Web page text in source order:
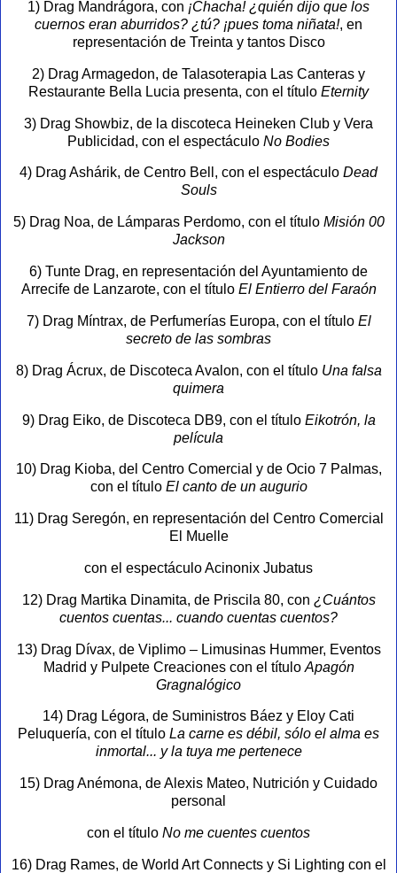
1) Drag Mandrágora, con ¡Chacha! ¿quién dijo que los
cuernos eran aburridos? ¿tú? ¡pues toma niñata!, en
representación de Treinta y tantos Disco
2) Drag Armagedon, de Talasoterapia Las Canteras y
Restaurante Bella Lucia presenta, con el título Eternity
3) Drag Showbiz, de la discoteca Heineken Club y Vera
Publicidad, con el espectáculo No Bodies
4) Drag Ashárik, de Centro Bell, con el espectáculo Dead
Souls
5) Drag Noa, de Lámparas Perdomo, con el título Misión 00
Jackson
6) Tunte Drag, en representación del Ayuntamiento de
Arrecife de Lanzarote, con el título El Entierro del Faraón
7) Drag Míntrax, de Perfumerías Europa, con el título El
secreto de las sombras
8) Drag Ácrux, de Discoteca Avalon, con el título Una falsa
quimera
9) Drag Eiko, de Discoteca DB9, con el título Eikotrón, la
película
10) Drag Kioba, del Centro Comercial y de Ocio 7 Palmas,
con el título El canto de un augurio
11) Drag Seregón, en representación del Centro Comercial
El Muelle
con el espectáculo Acinonix Jubatus
12) Drag Martika Dinamita, de Priscila 80, con ¿Cuántos
cuentos cuentas... cuando cuentas cuentos?
13) Drag Dívax, de Viplimo – Limusinas Hummer, Eventos
Madrid y Pulpete Creaciones con el título Apagón
Gragnalógico
14) Drag Légora, de Suministros Báez y Eloy Cati
Peluquería, con el título La carne es débil, sólo el alma es
inmortal... y la tuya me pertenece
15) Drag Anémona, de Alexis Mateo, Nutrición y Cuidado
personal
con el título No me cuentes cuentos
16) Drag Rames, de World Art Connects y Si Lighting con el